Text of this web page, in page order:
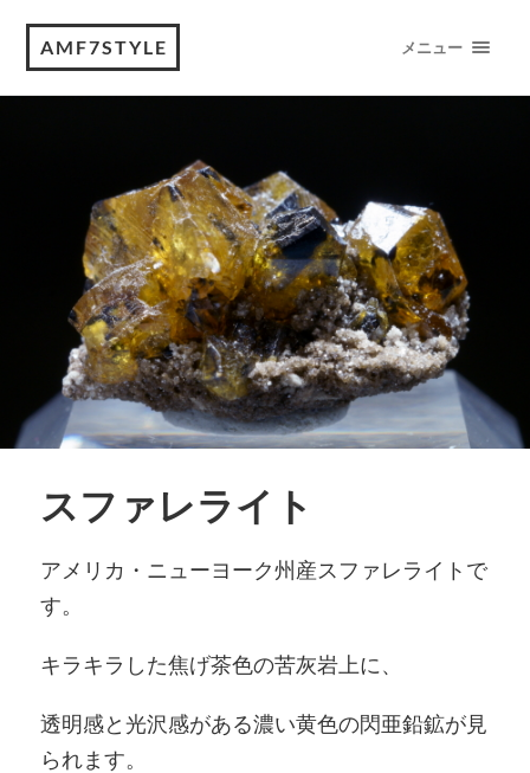
AMF7STYLE メニュー
スファレライト
アメリカ・ニューヨーク州産スファレライトで
す。
キラキラした焦げ茶色の苦灰岩上に、
透明感と光沢感がある濃い黄色の閃亜鉛鉱が見
られます。